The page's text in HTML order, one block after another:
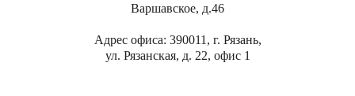
Варшавское, д.46
Адрес офиса: 390011, г. Рязань,
ул. Рязанская, д. 22, офис 1